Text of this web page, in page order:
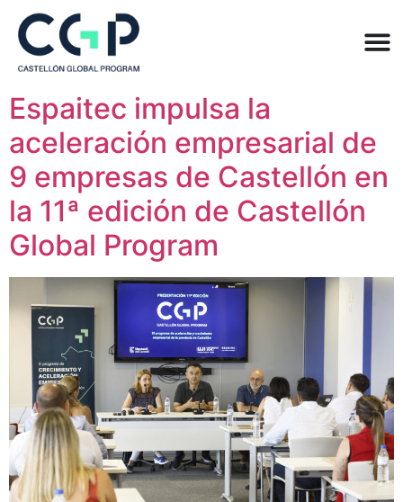
Espaitec impulsa la
aceleración empresarial de
9 empresas de Castellón en
la 11ª edición de Castellón
Global Program